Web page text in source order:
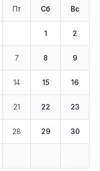
Пт Сб Вс
1 2
7 8 9
14 15 16
21 22 23
28 29 30